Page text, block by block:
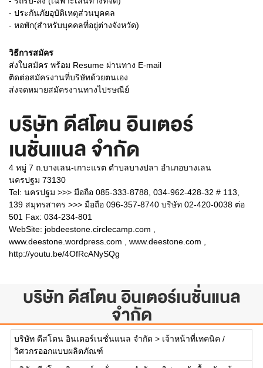
- ประกันภัยอุบัติเหตุส่วนบุคคล
- หอพัก(สำหรับบุคคลที่อยู่ต่างจังหวัด)
วิธีการสมัคร
ส่งใบสมัคร พร้อม Resume ผ่านทาง E-mail
ติดต่อสมัครงานที่บริษัทด้วยตนเอง
ส่งจดหมายสมัครงานทางไปรษณีย์
บริษัท ดีสโตน อินเตอร์
เนชั่นแนล จำกัด
4 หมู่ 7 ถ.บางเลน-เกาะแรต ตำบลบางปลา อำเภอบางเลน
นครปฐม 73130
Tel: นครปฐม >>> มือถือ 085-333-8788, 034-962-428-32 # 113,
139 สมุทรสาคร >>> มือถือ 096-357-8740 บริษัท 02-420-0038 ต่อ
501 Fax: 034-234-801
WebSite: jobdeestone.circlecamp.com ,
www.deestone.wordpress.com , www.deestone.com ,
http://youtu.be/4OfRcANySQg
บริษัท ดีสโตน อินเตอร์เนชั่นแนล
จำกัด
บริษัท ดีสโตน อินเตอร์เนชั่นแนล จำกัด > เจ้าหน้าที่เทคนิค /
วิศวกรออกแบบผลิตภัณฑ์